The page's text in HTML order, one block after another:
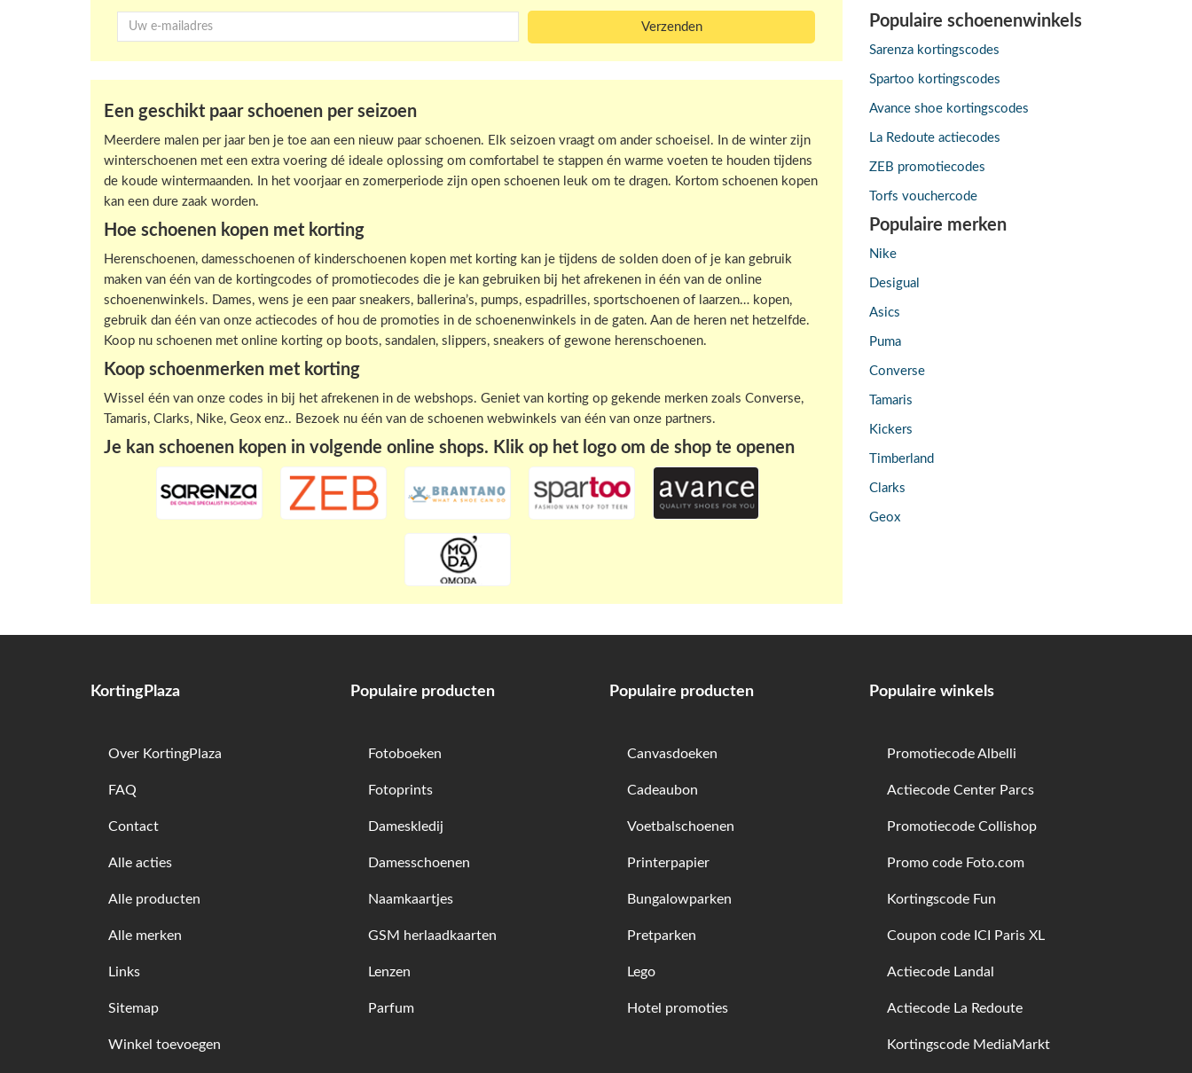
Een geschikt paar schoenen per seizoen
Meerdere malen per jaar ben je toe aan een nieuw paar schoenen. Elk seizoen vraagt om ander schoeisel. In de winter zijn
winterschoenen met een extra voering dé ideale oplossing om comfortabel te stappen én warme voeten te houden tijdens
de koude wintermaanden. In het voorjaar en zomerperiode zijn open schoenen leuk om te dragen. Kortom schoenen kopen
kan een dure zaak worden.
Hoe schoenen kopen met korting
Herenschoenen, damesschoenen of kinderschoenen kopen met korting kan je tijdens de solden doen of je kan gebruik
maken van één van de kortingcodes of promotiecodes die je kan gebruiken bij het afrekenen in één van de online
schoenenwinkels. Dames, wens je een paar sneakers, ballerina’s, pumps, espadrilles, sportschoenen of laarzen… kopen,
gebruik dan één van onze actiecodes of hou de promoties in de schoenenwinkels in de gaten. Aan de heren net hetzelfde.
Koop nu schoenen met online korting op boots, sandalen, slippers, sneakers of gewone herenschoenen.
Koop schoenmerken met korting
Wissel één van onze codes in bij het afrekenen in de webshops. Geniet van korting op gekende merken zoals Converse,
Tamaris, Clarks, Nike, Geox enz.. Bezoek nu één van de schoenen webwinkels van één van onze partners.
Je kan schoenen kopen in volgende online shops. Klik op het logo om de shop te openen
Populaire schoenenwinkels
Sarenza kortingscodes
Spartoo kortingscodes
Avance shoe kortingscodes
La Redoute actiecodes
ZEB promotiecodes
Torfs vouchercode
Populaire merken
Nike
Desigual
Asics
Puma
Converse
Tamaris
Kickers
Timberland
Clarks
Geox
KortingPlaza
Over KortingPlaza
FAQ
Contact
Alle acties
Alle producten
Alle merken
Links
Sitemap
Winkel toevoegen
Populaire producten
Fotoboeken
Fotoprints
Dameskledij
Damesschoenen
Naamkaartjes
GSM herlaadkaarten
Lenzen
Parfum
Populaire producten
Canvasdoeken
Cadeaubon
Voetbalschoenen
Printerpapier
Bungalowparken
Pretparken
Lego
Hotel promoties
Populaire winkels
Promotiecode Albelli
Actiecode Center Parcs
Promotiecode Collishop
Promo code Foto.com
Kortingscode Fun
Coupon code ICI Paris XL
Actiecode Landal
Actiecode La Redoute
Kortingscode MediaMarkt